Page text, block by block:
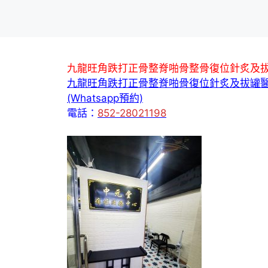
九龍旺角跌打正骨整脊啪骨整骨復位針炙及
九龍旺角跌打正骨整脊啪骨復位針炙及拔罐
(Whatsapp預約)
電話： 852-28021198